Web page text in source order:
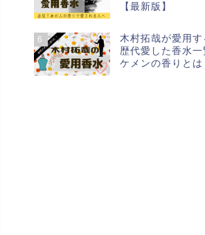
【最新版】
6
木村拓哉が愛用す
歴代愛した香水一
ケメンの香りとは